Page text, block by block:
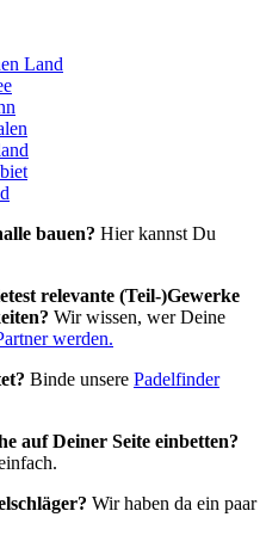
Land
bauen? Hier kannst Du
relevante (Teil-)Gewerke
Wir wissen, wer Deine
werden.
Binde unsere Padelfinder
auf Deiner Seite einbetten?
Wir haben da ein paar